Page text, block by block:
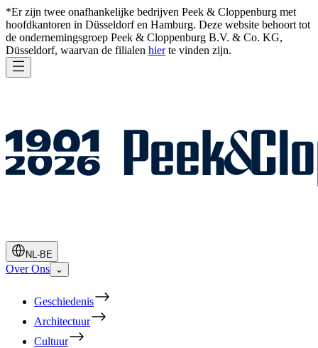
*Er zijn twee onafhankelijke bedrijven Peek & Cloppenburg met
hoofdkantoren in Düsseldorf en Hamburg. Deze website behoort tot
de ondernemingsgroep Peek & Cloppenburg B.V. & Co. KG,
Düsseldorf, waarvan de filialen hierte vinden zijn.
NL-BE
Over Ons ⌄
Geschiedenis
Architectuur
Cultuur